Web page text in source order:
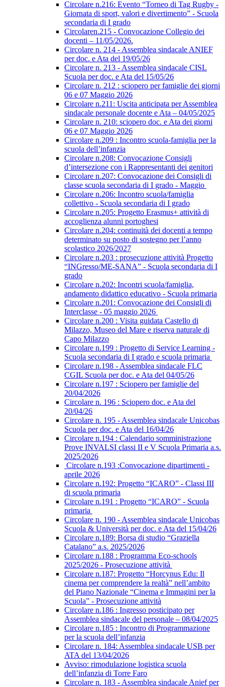
Circolare n.216: Evento “Torneo di Tag Rugby -
Giornata di sport, valori e divertimento” - Scuola
secondaria di I grado
Circolaren.215 - Convocazione Collegio dei
docenti – 11/05/2026.
Circolare n. 214 - Assemblea sindacale ANIEF
per doc. e Ata del 19/05/26
Circolare n. 213 - Assemblea sindacale CISL
Scuola per doc. e Ata del 15/05/26
Circolare n. 212 : sciopero per famiglie dei giorni
06 e 07 Maggio 2026
Circolare n.211: Uscita anticipata per Assemblea
sindacale personale docente e Ata – 04/05/2025
Circolare n. 210: sciopero doc. e Ata dei giorni
06 e 07 Maggio 2026
Circolare n.209 : Incontro scuola-famiglia per la
scuola dell’infanzia
Circolare n.208: Convocazione Consigli
d’intersezione con i Rappresentanti dei genitori
Circolare n.207: Convocazione dei Consigli di
classe scuola secondaria di I grado - Maggio
Circolare n.206: Incontro scuola/famiglia
collettivo - Scuola secondaria di I grado
Circolare n.205: Progetto Erasmus+ attività di
accoglienza alunni portoghesi
Circolare n.204: continuità dei docenti a tempo
determinato su posto di sostegno per l’anno
scolastico 2026/2027
Circolare n.203 : prosecuzione attività Progetto
“INGresso/ME-SANA” - Scuola secondaria di I
grado
Circolare n.202: Incontri scuola/famiglia,
andamento didattico educativo - Scuola primaria
Circolare n.201: Convocazione dei Consigli di
Interclasse - 05 maggio 2026
Circolare n.200 : Visita guidata Castello di
Milazzo, Museo del Mare e riserva naturale di
Capo Milazzo
Circolare n.199 : Progetto di Service Learning -
Scuola secondaria di I grado e scuola primaria
Circolare n.198 - Assemblea sindacale FLC
CGIL Scuola per doc. e Ata del 04/05/26
Circolare n.197 : Sciopero per famiglie del
20/04/2026
Circolare n. 196 : Sciopero doc. e Ata del
20/04/26
Circolare n. 195 - Assemblea sindacale Unicobas
Scuola per doc. e Ata del 16/04/26
Circolare n.194 : Calendario somministrazione
Prove INVALSI classi II e V Scuola Primaria a.s.
2025/2026
Circolare n.193 :Convocazione dipartimenti -
aprile 2026
Circolare n.192: Progetto “ICARO” - Classi III
di scuola primaria
Circolare n.191 : Progetto “ICARO” - Scuola
primaria
Circolare n. 190 - Assemblea sindacale Unicobas
Scuola & Università per doc. e Ata del 15/04/26
Circolare n.189: Borsa di studio “Graziella
Catalano” a.s. 2025/2026
Circolare n.188 : Programma Eco-schools
2025/2026 - Prosecuzione attività
Circolare n.187: Progetto “Horcynus Edu: Il
cinema per comprendere la realtà” nell’ambito
del Piano Nazionale “Cinema e Immagini per la
Scuola” - Prosecuzione attività
Circolare n.186 : Ingresso posticipato per
Assemblea sindacale del personale – 08/04/2025
Circolare n.185 : Incontro di Programmazione
per la scuola dell’infanzia
Circolare n. 184: Assemblea sindacale USB per
ATA del 13/04/2026
Avviso: rimodulazione logistica scuola
dell’infanzia di Torre Faro
Circolare n. 183 - Assemblea sindacale Anief per